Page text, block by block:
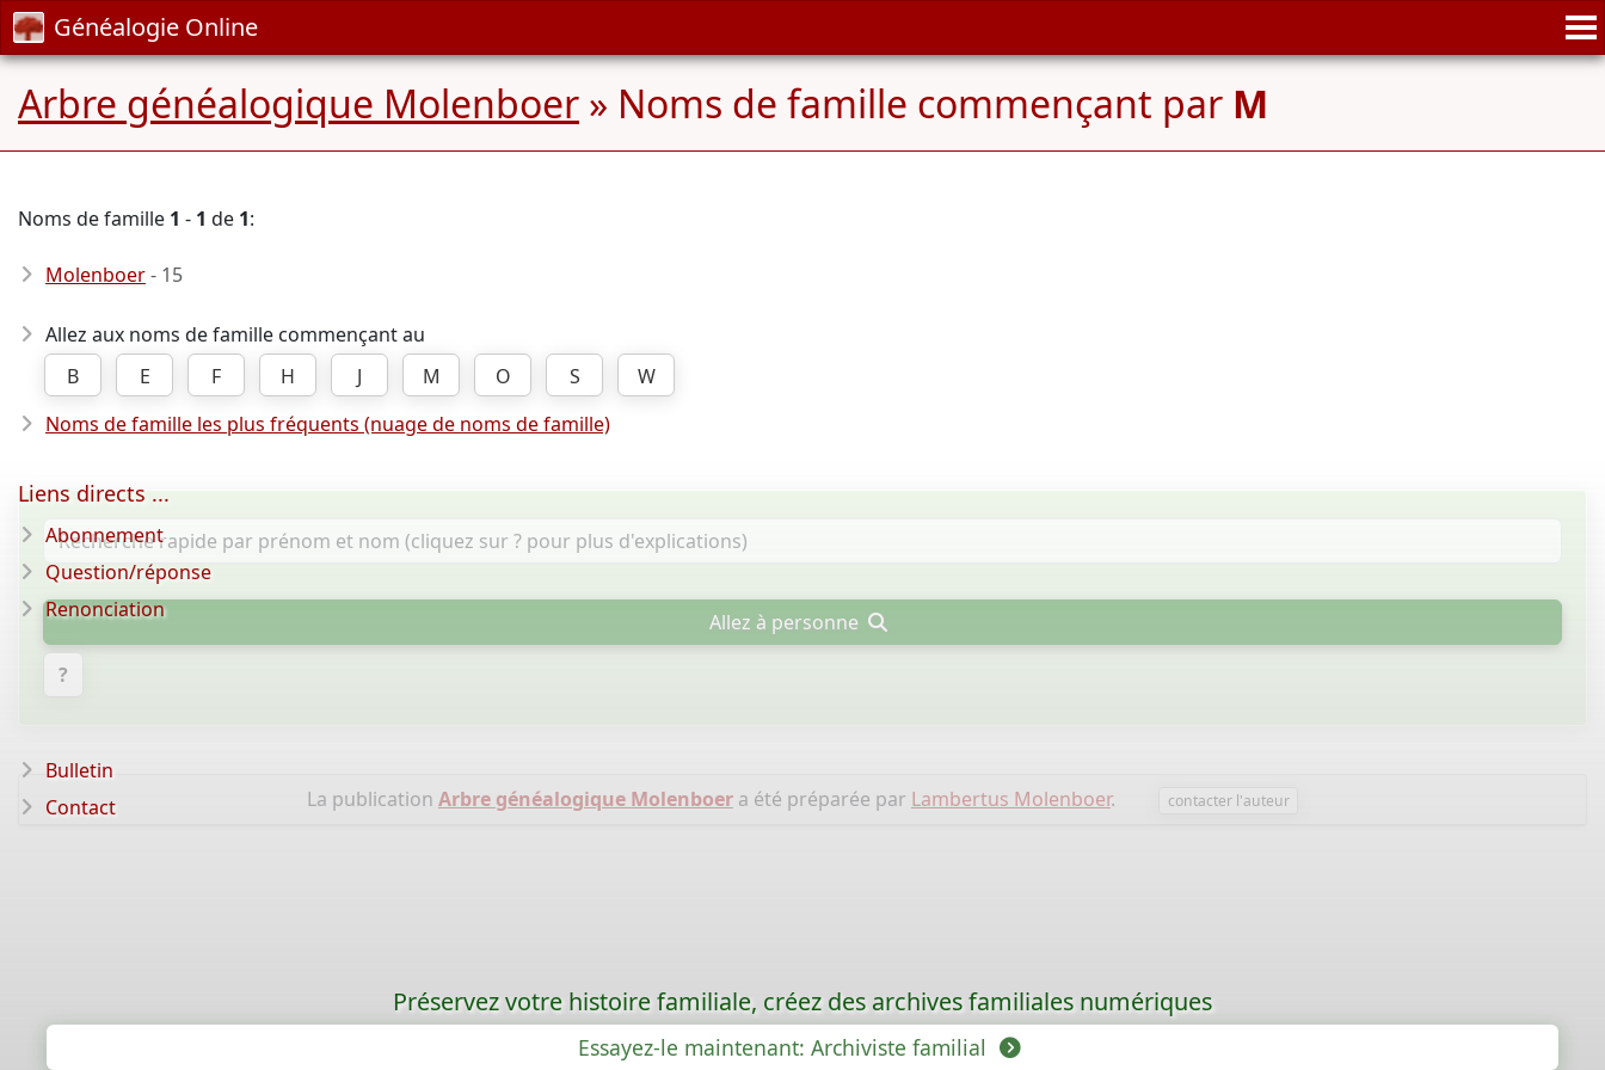
Généalogie Online
Arbre généalogique Molenboer » Noms de famille commençant par M
Noms de famille 1 - 1 de 1:
Molenboer- 15
Allez aux noms de famille commençant au
B
E F H J M O S
W
Noms de famille les plus fréquents (nuage de noms de famille)
Allez à personne
?
La publication Arbre généalogique Molenboera été préparée par Lambertus Molenboer. contacter l'auteur
Liens directs ...
Abonnement
Question/réponse
Renonciation
Bulletin
Contact
Préservez votre histoire familiale, créez des archives familiales numériques
Essayez-le maintenant: Archiviste familial